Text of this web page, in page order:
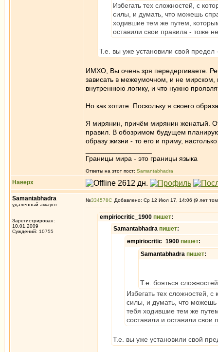
Избегать тех сложностей, с
силы, и думать, что можешь
ходившие тем же путем,
оставили свои правила - тоже
Т.е. вы уже установили свой предел
ИМХО, Вы очень зря передергиваете.
зависать в межеумочном, и не
внутреннюю логику, и что нужно
Но как хотите. Поскольку я своего
Я мирянин, причём мирянин женатый.
правил. В обозримом будущем
образу жизни - то его и приму,
Границы мира - это границы языка
Ответы на этот пост: Samantabhadra
Наверх
Samantabhadra
удаленный аккаунт
Зарегистрирован:
10.01.2009
Суждений: 10755
№334578 Добавлено: Ср 12 Июл 17, 14:06 (9 лет
empiriocritic_1900 пишет:
Samantabhadra пишет:
empiriocritic_1900 пишет:
Samantabhadra пишет:
Т.е. бояться
Избегать тех сложностей,
силы, и думать, что
тебя ходившие тем же
составили и оставили свои
Т.е. вы уже установили свой